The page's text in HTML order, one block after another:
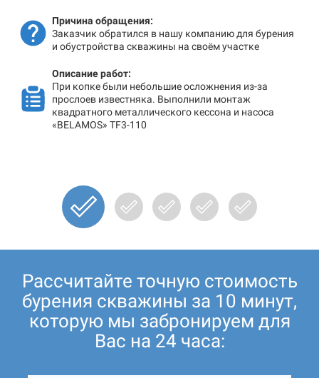
Причина обращения:
Заказчик обратился в нашу компанию для бурения
и обустройства скважины на своём участке
Описание работ:
При копке были небольшие осложнения из-за
прослоев известняка. Выполнили монтаж
квадратного металлического кессона и насоса
«BELAMOS» TF3-110
Рассчитайте точную стоимость
бурения скважины за 10 минут,
которую мы забронируем для
Вас на 24 часа: